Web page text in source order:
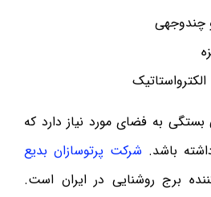
چندوجهی
بستگی به فضای مورد نیاز دارد که
باشد. شرکت پرتوسازان بدیع
برج روشنایی در ایران است.